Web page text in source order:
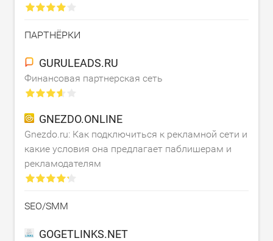
ПАРТНЁРКИ
GURULEADS.RU
Финансовая партнерская сеть
GNEZDO.ONLINE
Gnezdo.ru: Как подключиться к рекламной сети и
какие условия она предлагает паблишерам и
рекламодателям
SEO/SMM
GOGETLINKS.NET